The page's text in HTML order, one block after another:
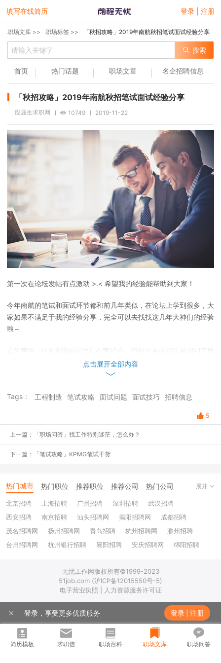
填写在线简历 登录 | 注册
职场文库 >> 职场标签 >> 「秋招攻略」2019年南航秋招笔试面试经验分享
搜索
首页 热门话题 职场文章 名企招聘信息
「秋招攻略」2019年南航秋招笔试面试经验分享
应届生求职网 10749 2019-11-22
第一次在论坛发帖有点激动 >.< 希望我的经验能帮助到大家！
今年南航的笔试和面试环节都和前几年类似，在论坛上学到很多，大
家如果不满足于我的经验分享，完全可以去找找这几年大神们的经验
啦～
服部T^T lz真的对航空公司的营销岗位灰常感兴趣呐（lz本科是985
旅游管理毕业的，硕士是海外高校的旅游管理专业，学了挺多酒店管
网申
由于一直都很想进南航，所以从八月多秋招开始就一直关注着南航官
网的招聘信息啦！
（这里说一下，
来，所以大家想及时了解进展的话，都是可以上官网看的
大概九月底今年的秋招信息就出来了，lz就去仔细看了，选了自己喜
欢的岗位。营销组和职能组是不能一起选的，也就是说要么选营销类
选了营销委（谁能想到最后又回到了地服呢orz）。
投递岗位之前需要填简历，灰常多内容，连父母背景都要写清楚，大
家要留够时间写简历哦！
笔试
笔试通知虽迟但到，官网写着10月21日笔试，lz在10月18日晚上
点击展开全部内容
Tags： 工程制造 笔试攻略 面试问题 面试技巧 招聘信息
5
上一篇：「职场问答」找工作特别迷茫，怎么办？
下一篇：「笔试攻略」KPMG笔试干货
热门城市 热门职位 推荐职位 推荐公司 热门公司
北京招聘 上海招聘 广州招聘 深圳招聘
武汉招聘
西安招聘
南京招聘 汕头招聘网 揭阳招聘网
成都招聘
茂名招聘网
扬州招聘网 青岛招聘 杭州招聘网
滁州招聘
台州招聘网
杭州银行招聘 襄阳招聘 安庆招聘网
绵阳招聘
上饶招聘网
展开
无忧工作网版权所有©1999-2023
51job.com (沪ICP备12015550号-5)
电子营业执照 | 人力资源服务许可证
登录，享受更多优质服务 登录 注册
简历模板 求职信 职场百科 职场文库 职场问答